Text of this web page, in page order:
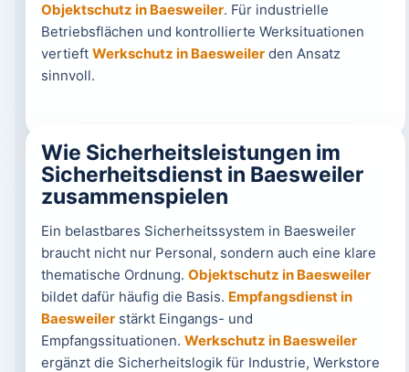
Objektschutz in Baesweiler. Für industrielle
Betriebsflächen und kontrollierte Werksituationen
vertieft Werkschutz in Baesweilerden Ansatz
sinnvoll.
Wie Sicherheitsleistungen im
Sicherheitsdienst in Baesweiler
zusammenspielen
Ein belastbares Sicherheitssystem in Baesweiler
braucht nicht nur Personal, sondern auch eine klare
thematische Ordnung. Objektschutz in Baesweiler
bildet dafür häufig die Basis. Empfangsdienst in
Baesweilerstärkt Eingangs- und
Empfangssituationen. Werkschutz in Baesweiler
ergänzt die Sicherheitslogik für Industrie, Werkstore